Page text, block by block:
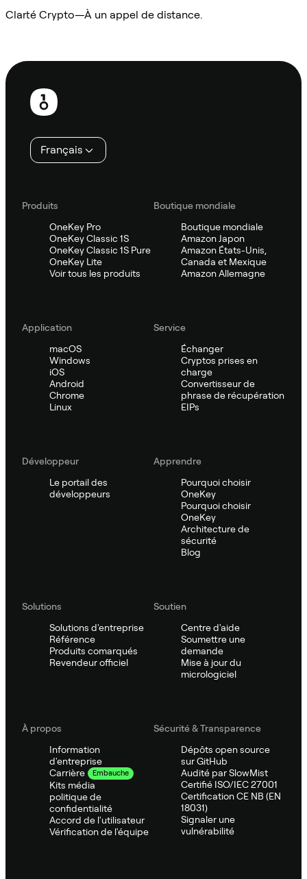
Clarté Crypto—À un appel de distance.
Pied
page
Français
Produits
OneKey Pro
OneKey Classic 1S
OneKey Classic 1S Pure
OneKey Lite
Voir tous les produits
Boutique mondiale
Boutique mondiale
Amazon Japon
Amazon États-Unis,
Canada et Mexique
Amazon Allemagne
Application
macOS
Windows
iOS
Android
Chrome
Linux
Service
Échanger
Cryptos prises en
charge
Convertisseur de
phrase de récupération
EIPs
Développeur
Le portail des
développeurs
Apprendre
Pourquoi choisir
OneKey
Pourquoi choisir
OneKey
Architecture de
sécurité
Blog
Solutions
Solutions d'entreprise
Référence
Produits comarqués
Revendeur officiel
Soutien
Centre d'aide
Soumettre une
demande
Mise à jour du
micrologiciel
À propos
Information
d'entreprise
Carrière
Embauche
Kits média
politique de
confidentialité
Accord de l'utilisateur
Vérification de l'équipe
Sécurité & Transparence
Dépôts open source
sur GitHub
Audité par SlowMist
Certifié ISO/IEC 27001
Certification CE NB (EN
18031)
Signaler une
vulnérabilité